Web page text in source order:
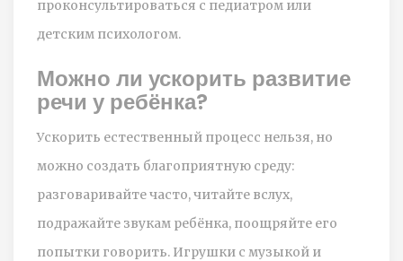
проконсультироваться с педиатром или
детским психологом.
Можно ли ускорить развитие
речи у ребёнка?
Ускорить естественный процесс нельзя, но
можно создать благоприятную среду:
разговаривайте часто, читайте вслух,
подражайте звукам ребёнка, поощряйте его
попытки говорить. Игрушки с музыкой и